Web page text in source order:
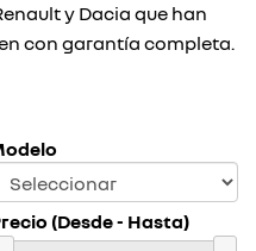
y Dacia que han
con garantía completa.
(Desde - Hasta)